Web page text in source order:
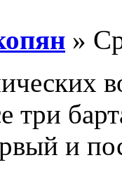
»
три
и